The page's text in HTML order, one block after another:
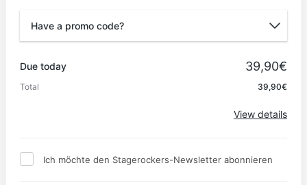
Have a promo code?
Due today 39,90€
Total 39,90€
View details
Ich möchte den Stagerockers-Newsletter abonnieren